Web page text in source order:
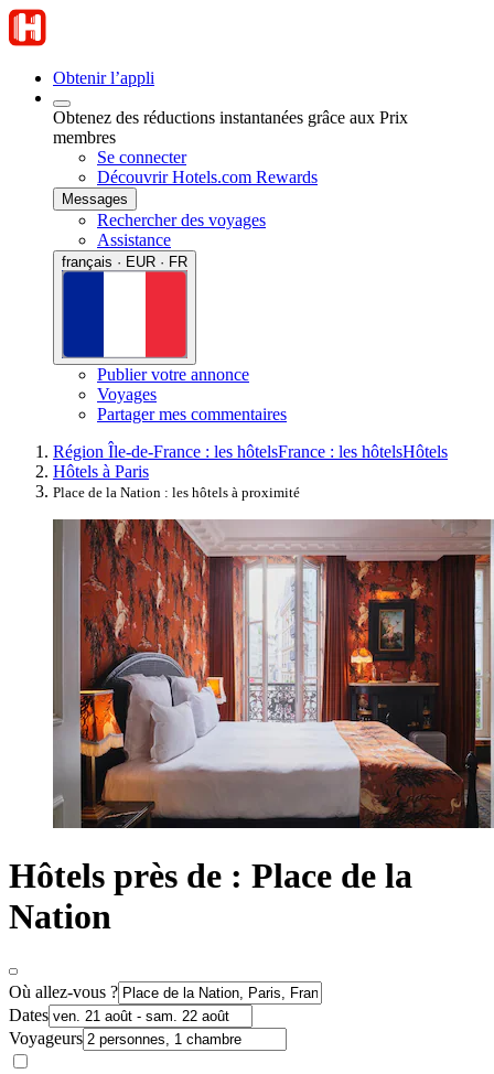
Obtenir l’appli
Obtenez des réductions instantanées grâce aux Prix
membres
Se connecter
Découvrir Hotels.com Rewards
Messages
Rechercher des voyages
Assistance
français · EUR · FR
Publier votre annonce
Voyages
Partager mes commentaires
Région Île-de-France : les hôtelsFrance : les hôtelsHôtels
Hôtels à Paris
Place de la Nation : les hôtels à proximité
Hôtels près de : Place de la
Nation
Où allez-vous ?
Dates
Voyageurs